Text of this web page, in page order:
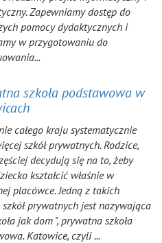
Zapewniamy dostęp do
pomocy dydaktycznych i
w przygotowaniu do
szkoła podstawowa w
całego kraju systematycznie
szkół prywatnych. Rodzice,
decydują się na to, żeby
kształcić właśnie w
placówce. Jedną z takich
szkół prywatnych jest nazywająca
jak dom ", prywatna szkoła
Katowice, czyli ...